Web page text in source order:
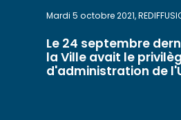
Mardi 5 octobre 2021,
Le 24 septembre
la Ville avait le
d'administration de